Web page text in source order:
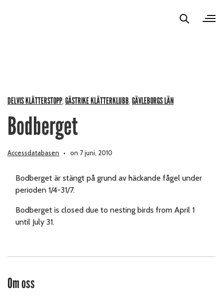
DELVIS KLÄTTERSTOPP GÄSTRIKE KLÄTTERKLUBB GÄVLEBORGS LÄN
Bodberget
Accessdatabasen on 7 juni, 2010
Bodberget är stängt på grund av häckande fågel under
perioden 1/4-31/7.
Bodberget is closed due to nesting birds from April 1
until July 31.
Om oss